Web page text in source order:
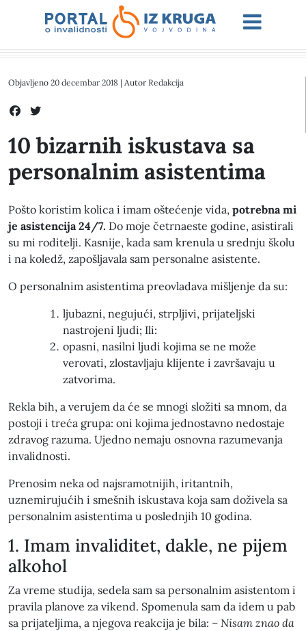
Objavljeno 20 decembar 2018 | Autor Redakcija
10 bizarnih iskustava sa
personalnim asistentima
Pošto koristim kolica i imam oštećenje vida, potrebna mi
je asistencija 24/7. Do moje četrnaeste godine, asistirali
su mi roditelji. Kasnije, kada sam krenula u srednju školu
i na koledž, zapošljavala sam personalne asistente.
O personalnim asistentima preovladava mišljenje da su:
ljubazni, negujući, strpljivi, prijateljski
nastrojeni ljudi; Ili:
opasni, nasilni ljudi kojima se ne može
verovati, zlostavljaju klijente i završavaju u
zatvorima.
Rekla bih, a verujem da će se mnogi složiti sa mnom, da
postoji i treća grupa: oni kojima jednostavno nedostaje
zdravog razuma. Ujedno nemaju osnovna razumevanja
invalidnosti.
Prenosim neka od najsramotnijih, iritantnih,
uznemirujućih i smešnih iskustava koja sam doživela sa
personalnim asistentima u poslednjih 10 godina.
1. Imam invaliditet, dakle, ne pijem
alkohol
Za vreme studija, sedela sam sa personalnim asistentom i
pravila planove za vikend. Spomenula sam da idem u pab
sa prijateljima, a njegova reakcija je bila: – Nisam znao da